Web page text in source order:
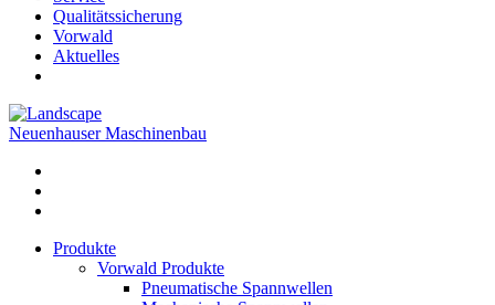
Qualitätssicherung
Vorwald
Aktuelles
Neuenhauser Maschinenbau
Produkte
Vorwald Produkte
Pneumatische Spannwellen